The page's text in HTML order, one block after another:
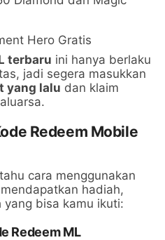
Hero Gratis
terbaru ini hanya berlaku
jadi segera masukkan
yang lalu dan klaim
Redeem Mobile
cara menggunakan
hadiah,
bisa kamu ikuti:
Redeem ML